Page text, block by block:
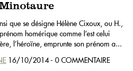
que se désigne Hélène Cixoux, ou H.,
homérique comme l’est celui
l’héroïne, emprunte son prénom a...
16/10/2014 - 0 COMMENTAIRE